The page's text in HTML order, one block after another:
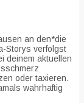
an den*die
Storys verfolgst
deinem aktuellen
oder taxieren.
wahrhaftig